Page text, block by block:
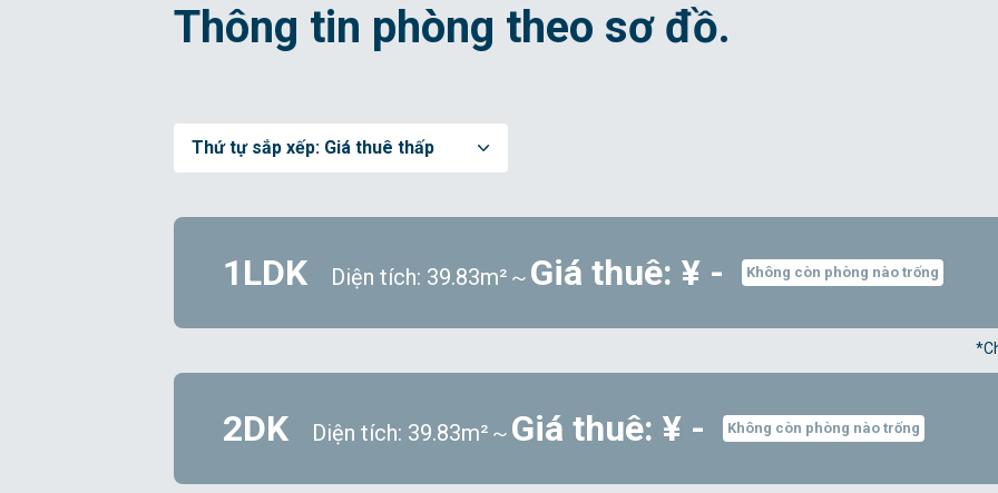
Thông tin phòng theo sơ đồ.
Thứ tự sắp xếp: Giá thuê thấp
1LDK Diện tích: 39.83m²～ Giá thuê: ¥ - Không còn phòng nào trống
2DK Diện tích: 39.83m²～ Giá thuê: ¥ - Không còn phòng nào trống